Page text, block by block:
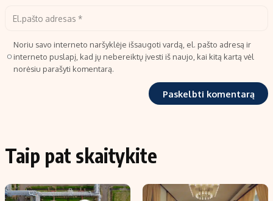
Noriu savo interneto naršyklėje išsaugoti vardą, el. pašto adresą ir
interneto puslapį, kad jų nebereiktų įvesti iš naujo, kai kitą kartą vėl
norėsiu parašyti komentarą.
Taip pat skaitykite